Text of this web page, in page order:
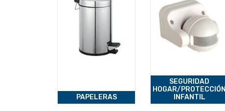
PAPELERAS
SEGURIDAD
HOGAR/PROTECCIÓN
INFANTIL